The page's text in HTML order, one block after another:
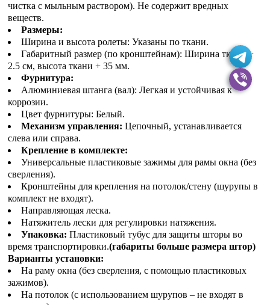
чистка с мыльным раствором). Не содержит вредных
веществ.
Размеры:
Ширина и высота ролеты: Указаны по ткани.
Габаритный размер (по кронштейнам): Ширина ткани +
2.5 см, высота ткани + 35 мм.
Фурнитура:
Алюминиевая штанга (вал): Легкая и устойчивая к
коррозии.
Цвет фурнитуры: Белый.
Механизм управления: Цепочный, устанавливается
слева или справа.
Крепление в комплекте:
Универсальные пластиковые зажимы для рамы окна (без
сверления).
Кронштейны для крепления на потолок/стену (шурупы в
комплект не входят).
Направляющая леска.
Натяжитель лески для регулировки натяжения.
Упаковка: Пластиковый тубус для защиты шторы во
время транспортировки.(габариты больше размера штор)
Варианты установки:
На раму окна (без сверления, с помощью пластиковых
зажимов).
На потолок (с использованием шурупов – не входят в